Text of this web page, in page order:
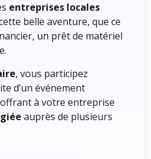
entreprises locales
belle aventure, que ce
un prêt de matériel
, vous participez
d’un événement
à votre entreprise
auprès de plusieurs